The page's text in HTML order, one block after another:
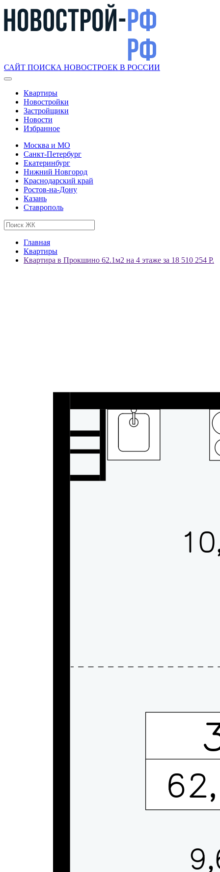
САЙТ ПОИСКА НОВОСТРОЕК В РОССИИ
Квартиры
Новостройки
Застройщики
Новости
Избранное
Москва и МО
Санкт-Петербург
Екатеринбург
Нижний Новгород
Краснодарский край
Ростов-на-Дону
Казань
Ставрополь
Главная
Квартиры
Квартира в Прокшино 62.1м2 на 4 этаже за 18 510 254 Р.